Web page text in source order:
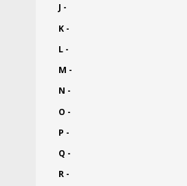
J -
K -
L -
M -
N -
O -
P -
Q -
R -